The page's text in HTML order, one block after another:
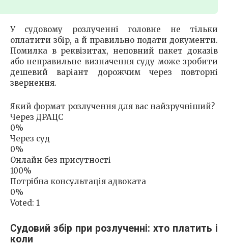
У судовому розлученні головне не тільки
оплатити збір, а й правильно подати документи.
Помилка в реквізитах, неповний пакет доказів
або неправильне визначення суду може зробити
дешевий варіант дорожчим через повторні
звернення.
Який формат розлучення для вас найзручніший?
Через ДРАЦС
0%
Через суд
0%
Онлайн без присутності
100%
Потрібна консультація адвоката
0%
Voted: 1
Судовий збір при розлученні: хто платить і
коли